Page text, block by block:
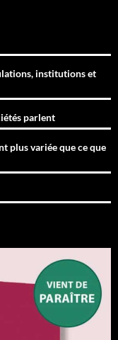
institutions et
parlent
plus variée que ce que